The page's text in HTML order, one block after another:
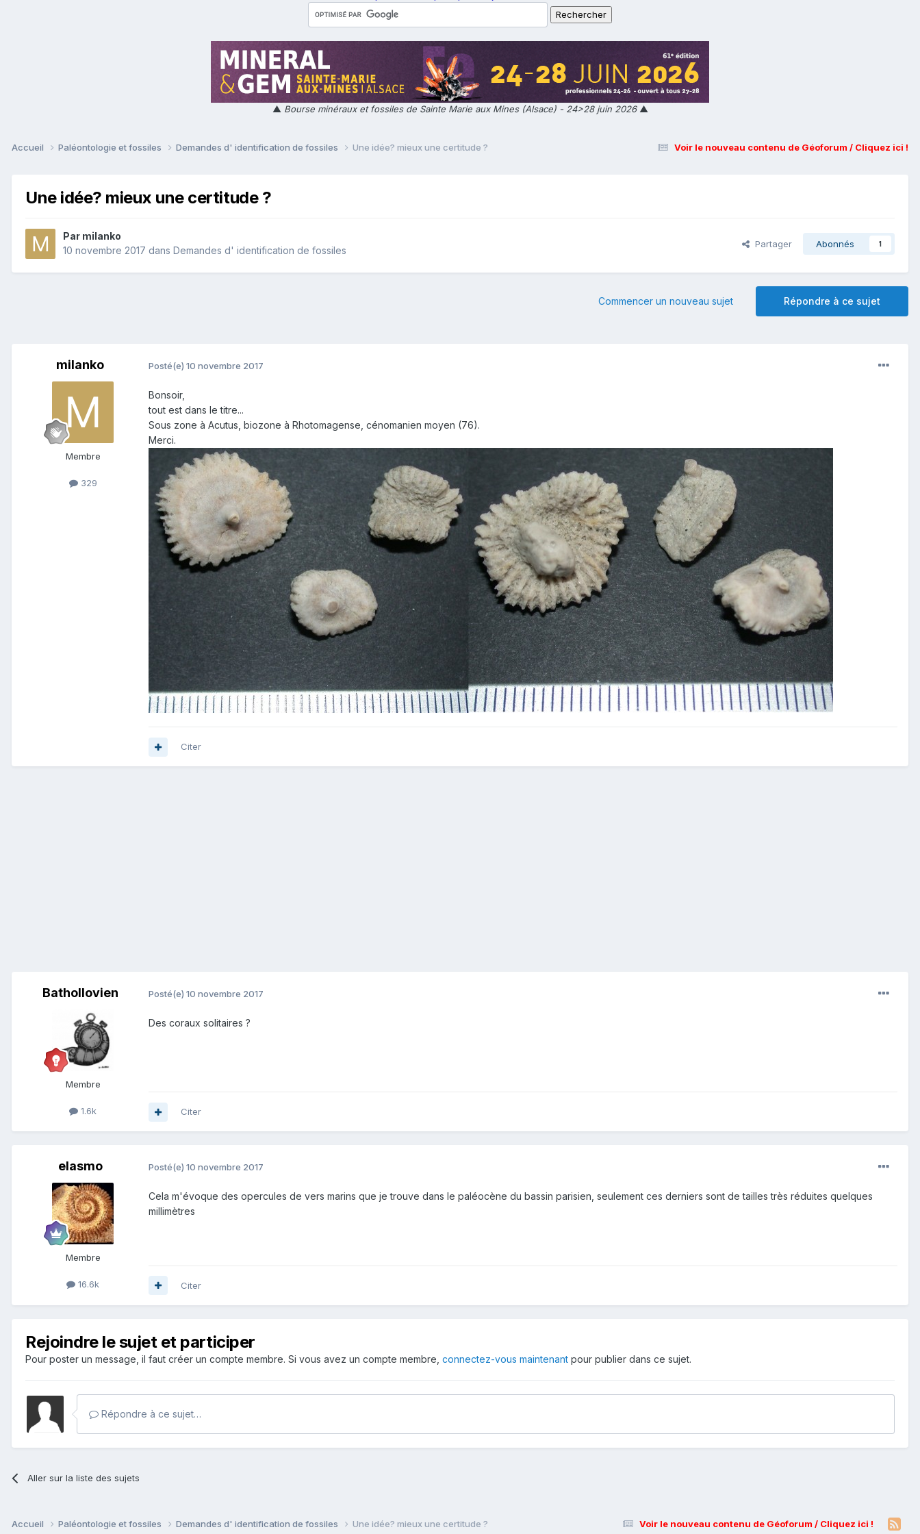
▲ Bourse minéraux et fossiles de Sainte Marie aux Mines (Alsace) - 24>28 juin 2026▲
Voir le nouveau contenu de Géoforum / Cliquez ici !
Accueil Paléontologie et fossiles Demandes d' identification de fossiles Une idée? mieux une certitude ?
Une idée? mieux une certitude ?
Par milanko
10 novembre 2017 dans Demandes d' identification de fossiles
Partager Abonnés 1
Répondre à ce sujet
Commencer un nouveau sujet
milanko
Membre
329
Posté(e) 10 novembre 2017
Bonsoir,
tout est dans le titre...
Sous zone à Acutus, biozone à Rhotomagense, cénomanien moyen (76).
Merci.
Citer
Bathollovien
Membre
1.6k
Posté(e) 10 novembre 2017
Des coraux solitaires ?
Citer
elasmo
Membre
16.6k
Posté(e) 10 novembre 2017
Cela m'évoque des opercules de vers marins que je trouve dans le paléocène du bassin parisien, seulement ces derniers sont de tailles très réduites quelques
millimètres
Citer
Rejoindre le sujet et participer
Pour poster un message, il faut créer un compte membre. Si vous avez un compte membre, connectez-vous maintenant pour publier dans ce sujet.
Répondre à ce sujet…
Aller sur la liste des sujets
Voir le nouveau contenu de Géoforum / Cliquez ici !
Accueil Paléontologie et fossiles Demandes d' identification de fossiles Une idée? mieux une certitude ?